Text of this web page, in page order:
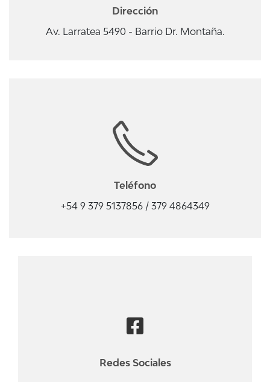
Dirección
Av. Larratea 5490 - Barrio Dr. Montaña.
Teléfono
+54 9 379 5137856 / 379 4864349
Redes Sociales